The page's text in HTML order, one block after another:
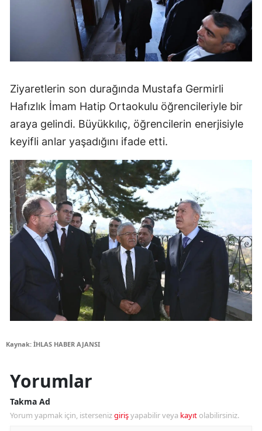
Ziyaretlerin son durağında Mustafa Germirli
Hafızlık İmam Hatip Ortaokulu öğrencileriyle bir
araya gelindi. Büyükkılıç, öğrencilerin enerjisiyle
keyifli anlar yaşadığını ifade etti.
Kaynak: İHLAS HABER AJANSI
Yorumlar
Takma Ad
Yorum yapmak için, istersenizgirişyapabilir veya kayıt olabilirsiniz.